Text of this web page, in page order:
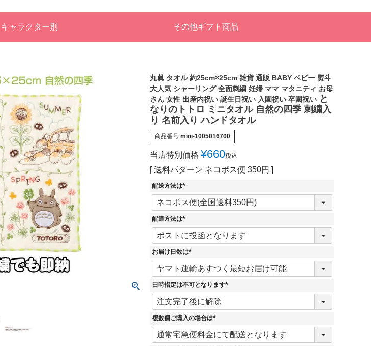
キャラクター別 その他ギフト商品
丸眞 タオル 約25cm×25cm 雑貨 通販 BABY ベビー 熨斗
大人気 シャーリング 全面刺繍 妊婦 ママ マタニティ お母
さん 女性 出産内祝い 誕生日祝い 入園祝い 卒園祝い と
なりのトトロ ミニタオル 自然の四季 刺繍入
り 名前入り ハンドタオル
商品番号 mini-1005016700
当店特別価格 ¥660税込
送料パターン ネコポス便 350円
配送方法は
(
必
須
)
配達方法は
(
必
須
)
お届け日数は
(
必
須
)
日時指定は不可となります
(
須
複数個ご購入の場合は
(
必
須